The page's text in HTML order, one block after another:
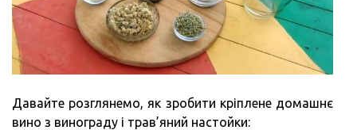
Давайте розглянемо, як зробити кріплене домашнє
вино з винограду і трав’яний настойки: